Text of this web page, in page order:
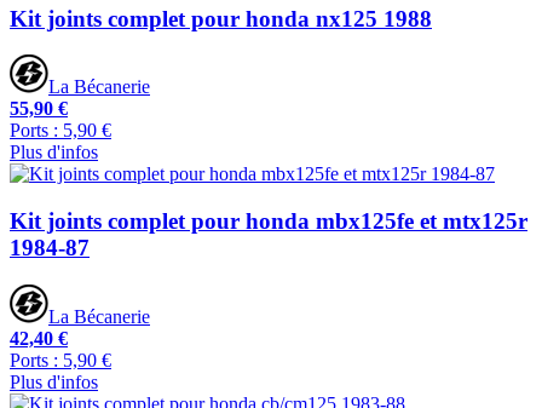
Kit joints complet pour honda nx125 1988
La Bécanerie
55,90 €
Ports : 5,90 €
Plus d'infos
Kit joints complet pour honda mbx125fe et mtx125r
1984-87
La Bécanerie
42,40 €
Ports : 5,90 €
Plus d'infos